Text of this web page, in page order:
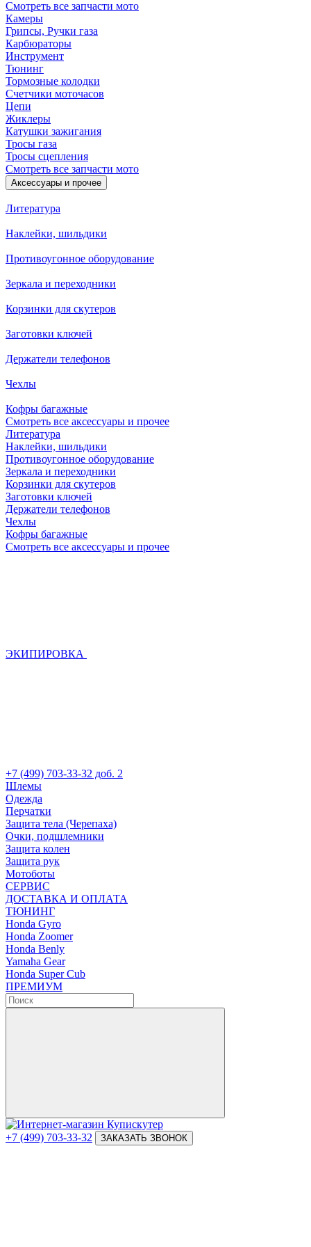
Смотреть все запчасти мото
Камеры
Грипсы, Ручки газа
Карбюраторы
Инструмент
Тюнинг
Тормозные колодки
Счетчики моточасов
Цепи
Жиклеры
Катушки зажигания
Тросы газа
Тросы сцепления
Смотреть все запчасти мото
Аксессуары и прочее
Литература
Наклейки, шильдики
Противоугонное оборудование
Зеркала и переходники
Корзинки для скутеров
Заготовки ключей
Держатели телефонов
Чехлы
Кофры багажные
Смотреть все аксессуары и прочее
Литература
Наклейки, шильдики
Противоугонное оборудование
Зеркала и переходники
Корзинки для скутеров
Заготовки ключей
Держатели телефонов
Чехлы
Кофры багажные
Смотреть все аксессуары и прочее
ЭКИПИРОВКА
+7 (499) 703-33-32 доб. 2
Шлемы
Одежда
Перчатки
Защита тела (Черепаха)
Очки, подшлемники
Защита колен
Защита рук
Мотоботы
СЕРВИС
ДОСТАВКА И ОПЛАТА
ТЮНИНГ
Honda Gyro
Honda Zoomer
Honda Benly
Yamaha Gear
Honda Super Cub
ПРЕМИУМ
+7 (499) 703-33-32 ЗАКАЗАТЬ ЗВОНОК